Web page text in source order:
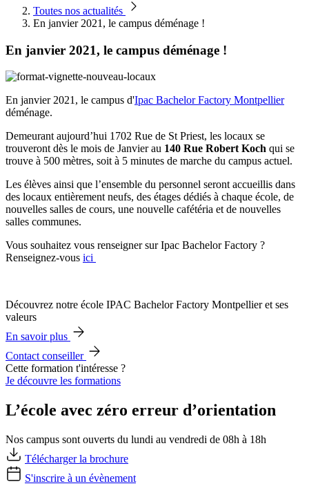
Toutes nos actualités
En janvier 2021, le campus déménage !
En janvier 2021, le campus déménage !
En janvier 2021, le campus d'Ipac Bachelor Factory Montpellier
déménage.
Demeurant aujourd’hui 1702 Rue de St Priest, les locaux se
trouveront dès le mois de Janvier au 140 Rue Robert Koch qui se
trouve à 500 mètres, soit à 5 minutes de marche du campus actuel.
Les élèves ainsi que l’ensemble du personnel seront accueillis dans
des locaux entièrement neufs, des étages dédiés à chaque école, de
nouvelles salles de cours, une nouvelle cafétéria et de nouvelles
salles communes.
Vous souhaitez vous renseigner sur Ipac Bachelor Factory ?
Renseignez-vous ici
Découvrez notre école IPAC Bachelor Factory Montpellier et ses
valeurs
En savoir plus
Contact conseiller
Cette formation t'intéresse ?
Je découvre les formations
L’école avec zéro erreur d’orientation
Nos campus sont ouverts du lundi au vendredi de 08h à 18h
Télécharger la brochure
S'inscrire à un évènement